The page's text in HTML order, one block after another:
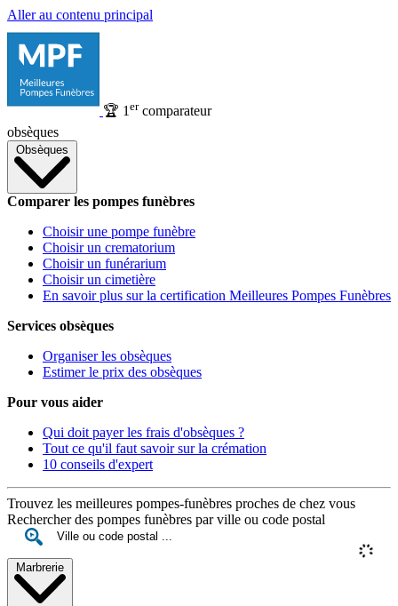
Aller au contenu principal
🏆 1 ercomparateur
obsèques
Obsèques
Comparer les pompes funèbres
Choisir une pompe funèbre
Choisir un crematorium
Choisir un funérarium
Choisir un cimetière
En savoir plus sur la certification Meilleures Pompes Funèbres
Services obsèques
Organiser les obsèques
Estimer le prix des obsèques
Pour vous aider
Qui doit payer les frais d'obsèques ?
Tout ce qu'il faut savoir sur la crémation
10 conseils d'expert
Trouvez les meilleures pompes-funèbres proches de chez vous
Rechercher des pompes funèbres par ville ou code postal
Marbrerie